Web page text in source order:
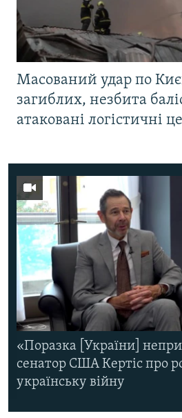
Масований удар по
загиблих, незбита
атаковані логістичні
«Поразка [України]
сенатор США Кертіс про
українську війну